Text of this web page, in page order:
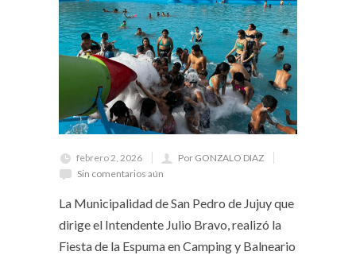
febrero 2, 2026
Por GONZALO DIAZ
Sin comentarios aún
La Municipalidad de San Pedro de Jujuy que
dirige el Intendente Julio Bravo, realizó la
Fiesta de la Espuma en Camping y Balneario